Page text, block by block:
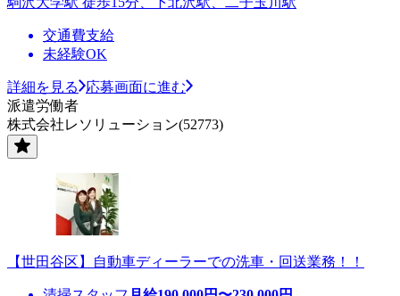
交通費支給
未経験OK
詳細を見る
応募画面に進む
派遣労働者
株式会社レソリューション(52773)
【世田谷区】自動車ディーラーでの洗車・回送業務！！